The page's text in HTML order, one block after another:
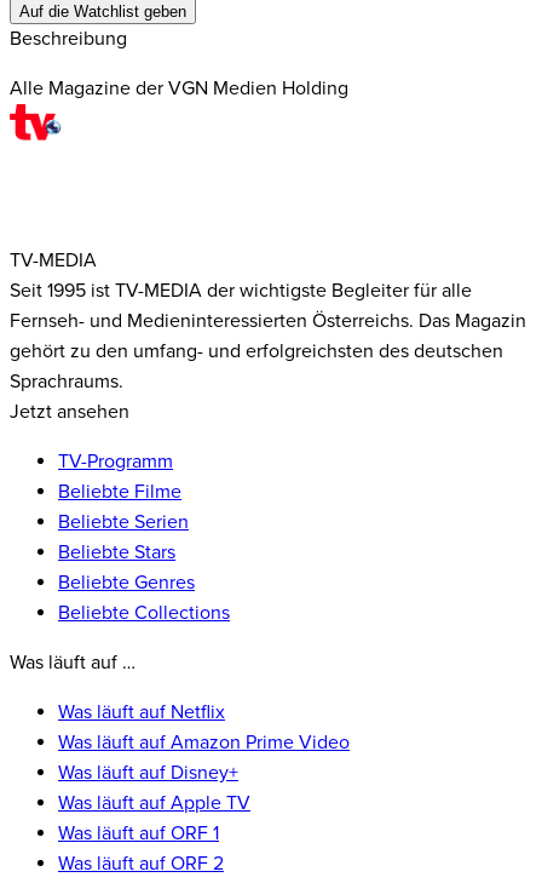
Auf die Watchlist geben
Beschreibung
Alle Magazine der VGN Medien Holding
TV-MEDIA
Seit 1995 ist TV-MEDIA der wichtigste Begleiter für alle
Fernseh- und Medieninteressierten Österreichs. Das Magazin
gehört zu den umfang- und erfolgreichsten des deutschen
Sprachraums.
Jetzt ansehen
TV-Programm
Beliebte Filme
Beliebte Serien
Beliebte Stars
Beliebte Genres
Beliebte Collections
Was läuft auf …
Was läuft auf Netflix
Was läuft auf Amazon Prime Video
Was läuft auf Disney+
Was läuft auf Apple TV
Was läuft auf ORF 1
Was läuft auf ORF 2